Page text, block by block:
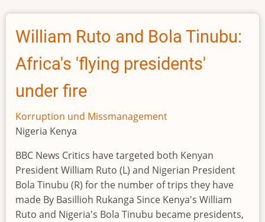
schon
wieder
eine
neue
Währung
William Ruto and Bola Tinubu:
Africa's 'flying presidents'
under fire
Korruption und Missmanagement
Nigeria Kenya
BBC News Critics have targeted both Kenyan
President William Ruto (L) and Nigerian President
Bola Tinubu (R) for the number of trips they have
made By Basillioh Rukanga Since Kenya's William
Ruto and Nigeria's Bola Tinubu became presidents,